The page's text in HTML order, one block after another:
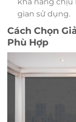
gian sử dụng.
Cách Chọn
Phù Hợp